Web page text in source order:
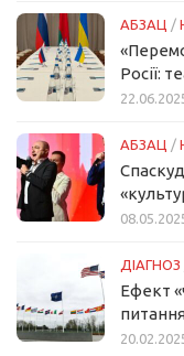
АБЗАЦ /
Росії:
АБЗАЦ /
ДІАГНОЗ
Ефект